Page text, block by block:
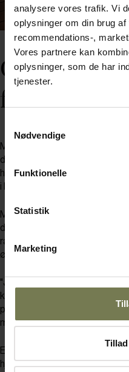
analysere vores trafik. Vi
oplysninger om din brug
recommendations-,
Vores partnere kan
oplysninger, som de har
tjenester.
Nødvendige
Funktionelle
Statistik
Marketing
Gastronomi
feltrationer
Med ministre og højtstående
den erfarne kok fortsat afløb
højere gastronomi – og finere
i Henrik Linds valg af de flotte
Men om det er ministre eller
den samme: Alt laves fra
råvarer i den udstrækning, det
økonomisk forsvarligt.
"Jeg har frie hænder, når bare
køkkenchefen, mens
pakkes med kildevand,
masser af næring!
En anden kaserne-specialitet
hjemrejse-sandwich'. Mange